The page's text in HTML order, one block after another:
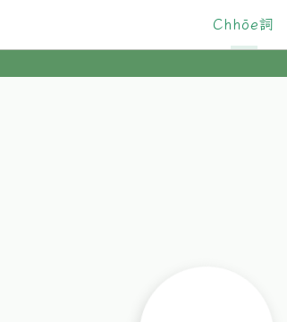
Chhōe詞